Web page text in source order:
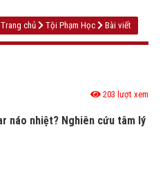
Trang chủ Tội Phạm Học Bài viết
203 lượt xem
náo nhiệt? Nghiên cứu tâm lý